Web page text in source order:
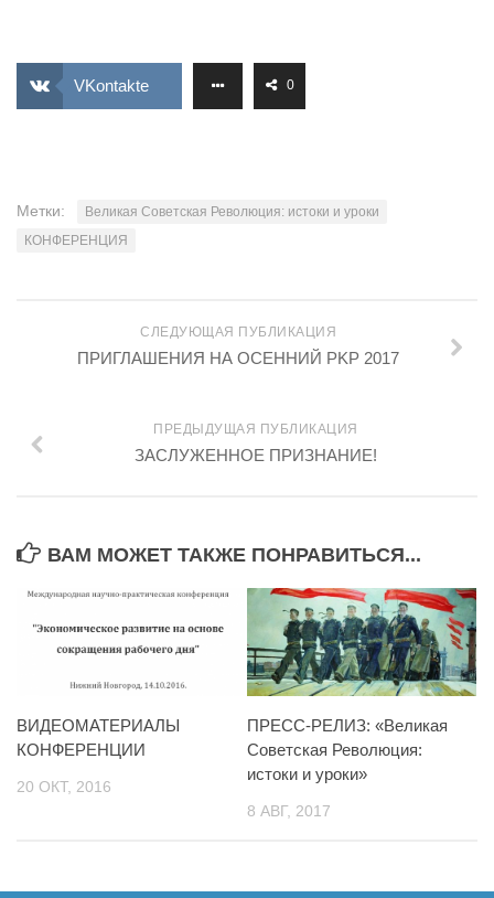
VKontakte 0
Метки:
Великая Советская Революция: истоки и уроки
КОНФЕРЕНЦИЯ
СЛЕДУЮЩАЯ ПУБЛИКАЦИЯ
ПРИГЛАШЕНИЯ НА ОСЕННИЙ РKP 2017
ПРЕДЫДУЩАЯ ПУБЛИКАЦИЯ
ЗАСЛУЖЕННОЕ ПРИЗНАНИЕ!
ВАМ МОЖЕТ ТАКЖЕ ПОНРАВИТЬСЯ...
ВИДЕОМАТЕРИАЛЫ
КОНФЕРЕНЦИИ
20 ОКТ, 2016
ПРЕСС-РЕЛИЗ: «Великая
Советская Революция:
истоки и уроки»
8 АВГ, 2017